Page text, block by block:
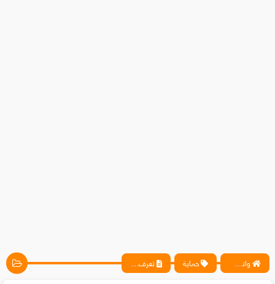
واتس آب ، فيسبوك ، أنترنت ، شروحات تقنية حصرية - المحترف حماية تعرف على 8 طرق غريبة يستعين بها الهاكرز وغيرهم للتغلب وإرباك أنظمة المراقبة الأمنية